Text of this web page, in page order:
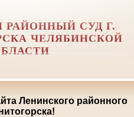
РАЙОННЫЙ СУД Г.
ЧЕЛЯБИНСКОЙ
Ленинского районного